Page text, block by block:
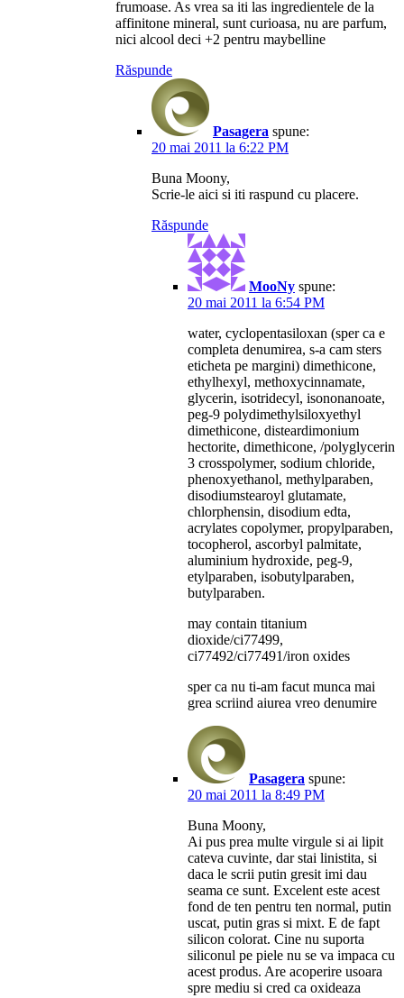
frumoase. As vrea sa iti las ingredientele de la
affinitone mineral, sunt curioasa, nu are parfum,
nici alcool deci +2 pentru maybelline
Răspunde
Pasagera spune:
20 mai 2011 la 6:22 PM
Buna Moony,
Scrie-le aici si iti raspund cu placere.
Răspunde
MooNy spune:
20 mai 2011 la 6:54 PM
water, cyclopentasiloxan (sper ca e
completa denumirea, s-a cam sters
eticheta pe margini) dimethicone,
ethylhexyl, methoxycinnamate,
glycerin, isotridecyl, isononanoate,
peg-9 polydimethylsiloxyethyl
dimethicone, disteardimonium
hectorite, dimethicone, /polyglycerin
3 crosspolymer, sodium chloride,
phenoxyethanol, methylparaben,
disodiumstearoyl glutamate,
chlorphensin, disodium edta,
acrylates copolymer, propylparaben,
tocopherol, ascorbyl palmitate,
aluminium hydroxide, peg-9,
etylparaben, isobutylparaben,
butylparaben.
may contain titanium
dioxide/ci77499,
ci77492/ci77491/iron oxides
sper ca nu ti-am facut munca mai
grea scriind aiurea vreo denumire
Pasagera spune:
20 mai 2011 la 8:49 PM
Buna Moony,
Ai pus prea multe virgule si ai lipit
cateva cuvinte, dar stai linistita, si
daca le scrii putin gresit imi dau
seama ce sunt. Excelent este acest
fond de ten pentru ten normal, putin
uscat, putin gras si mixt. E de fapt
silicon colorat. Cine nu suporta
siliconul pe piele nu se va impaca cu
acest produs. Are acoperire usoara
spre mediu si cred ca oxideaza